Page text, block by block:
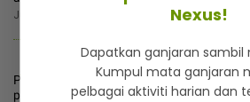
Jumaat, 7 Ogos 2026 10:00 AM
Pelajar 9A ‘reject’ biasiswa bidang
pergigian, terpaksa ikut selera mak
Nexus!
Dapatkan ganjaran
Kumpul mata ganjaran
pelbagai aktiviti harian dan